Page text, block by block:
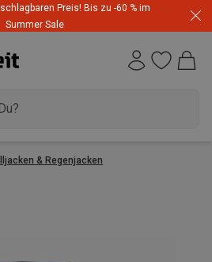
Preis! Bis zu -60 % im
Summer Sale
& Regenjacken